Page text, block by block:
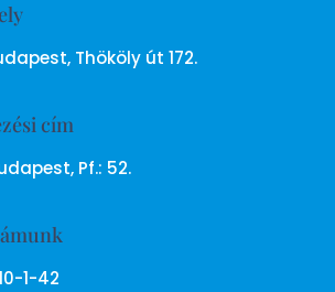
Thököly út 172.
cím
Pf.: 52.
1-42